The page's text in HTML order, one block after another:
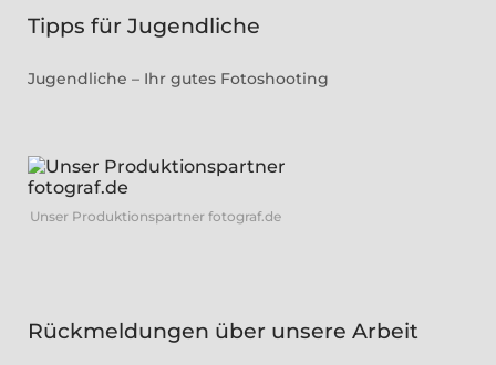
Tipps für Jugendliche
Jugendliche – Ihr gutes Fotoshooting
Unser Produktionspartner fotograf.de
Rückmeldungen über unsere Arbeit